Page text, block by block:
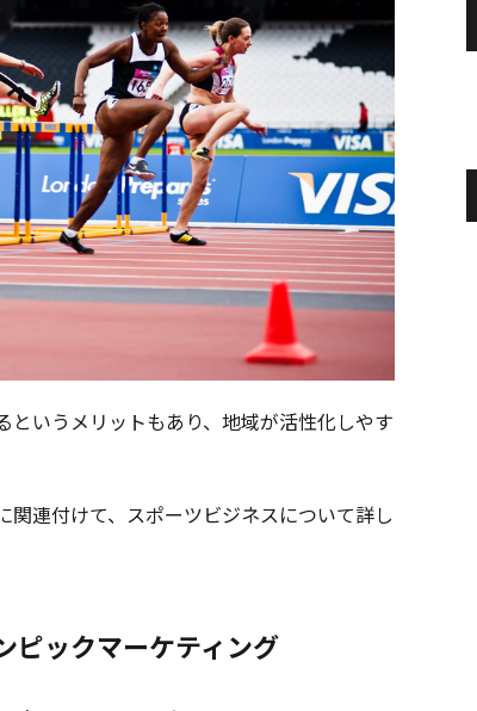
いうメリットもあり、地域が活性化しやす
連付けて、スポーツビジネスについて詳し
ピックマーケティング